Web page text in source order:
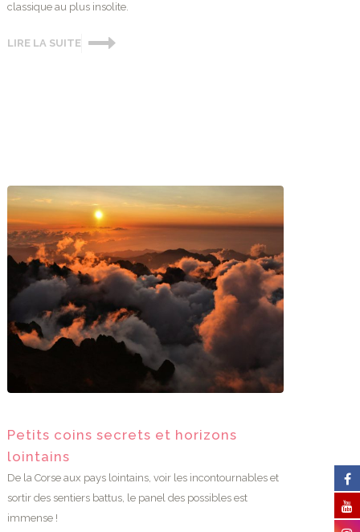
classique au plus insolite.
LIRE LA SUITE
Petits coins secrets et horizons
lointains
De la Corse aux pays lointains, voir les incontournables et
sortir des sentiers battus, le panel des possibles est
immense !